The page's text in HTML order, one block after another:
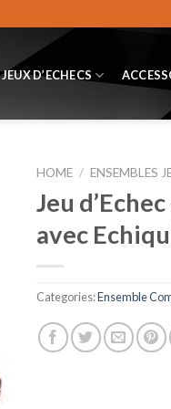
JEUX D’ECHECS
HOME / ENSEMBLES
Jeu
avec
Categories:Ensemble